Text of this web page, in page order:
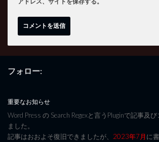
フォロー:
重要なお知らせ
Word Press の Search Regexと言うPluginで記事及
ました。
記事はおおよそ復旧できましたが、 2023年7月に